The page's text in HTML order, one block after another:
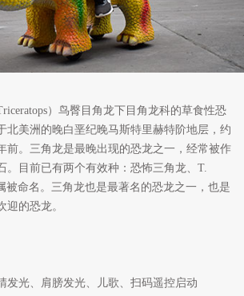
）鸟臀目角龙下目角龙科的草食性恐
北美洲的晚白垩纪晚马斯特里赫特阶地层，约
前。三角龙是最晚出现的恐龙之一，经常被作
。目前已有两个有效种：恐怖三角龙、T.
被命名。三角龙也是最著名的恐龙之一，也是
迎的恐龙。
发光、肩膀发光、儿歌、扫码遥控启动